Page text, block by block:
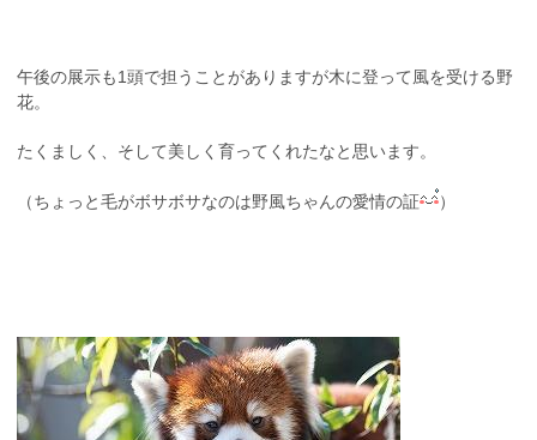
午後の展示も1頭で担うことがありますが木に登って風を受ける野
花。
たくましく、そして美しく育ってくれたなと思います。
（ちょっと毛がボサボサなのは野風ちゃんの愛情の証 ）